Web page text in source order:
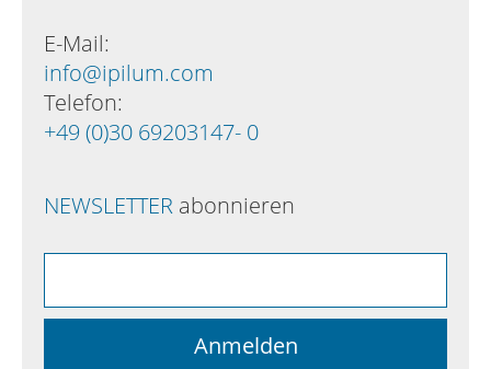
E-Mail:
info@ipilum.com
Telefon:
+49 (0)30 69203147- 0
NEWSLETTER abonnieren